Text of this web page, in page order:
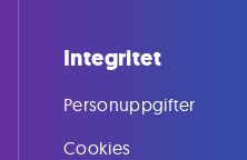
Integritet
Personuppgifter
Cookies